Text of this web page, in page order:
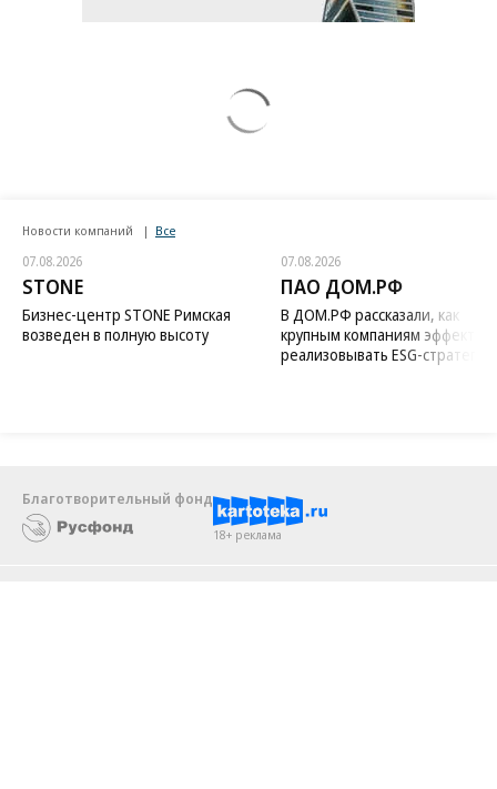
Новости компаний
07.08.2026
STONE
Бизнес-центр STONE Римская
07.08.2026
ПАО ДОМ.РФ
В ДОМ.РФ рассказали, как
крупным компаниям
Благотворительный фонд